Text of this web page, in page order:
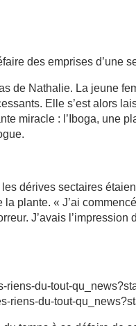
des emprises d’une
de Nathalie. La jeune
Elle s’est alors
miracle : l’Iboga, une
dérives sectaires
plante. « J’ai
J’avais l’impression
riens-du-tout-
riens-du-tout-